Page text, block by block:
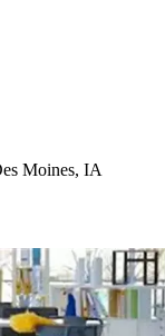
Moines, IA